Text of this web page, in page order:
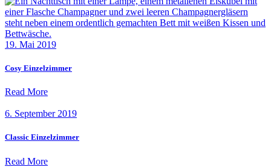
19. Mai 2019
Cosy Einzelzimmer
Read More
6. September 2019
Classic Einzelzimmer
Read More